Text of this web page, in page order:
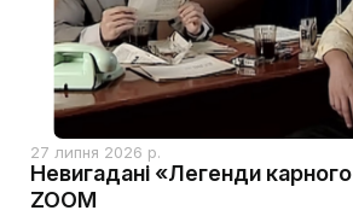
27 липня 2026 р.
Невигадані «Легенди
ZOOM